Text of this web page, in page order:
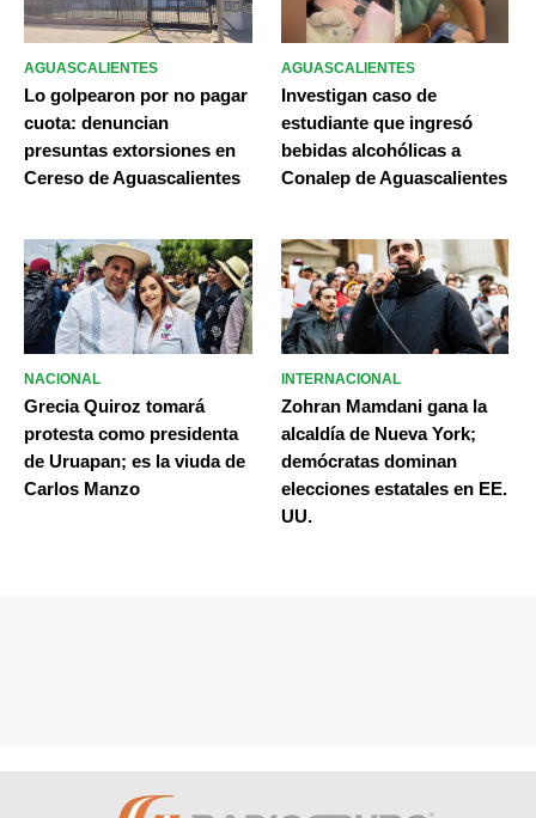
AGUASCALIENTES
Lo golpearon por no pagar
cuota: denuncian
presuntas extorsiones en
Cereso de Aguascalientes
AGUASCALIENTES
Investigan caso de
estudiante que ingresó
bebidas alcohólicas a
Conalep de Aguascalientes
NACIONAL
Grecia Quiroz tomará
protesta como presidenta
de Uruapan; es la viuda de
Carlos Manzo
INTERNACIONAL
Zohran Mamdani gana la
alcaldía de Nueva York;
demócratas dominan
elecciones estatales en EE.
UU.